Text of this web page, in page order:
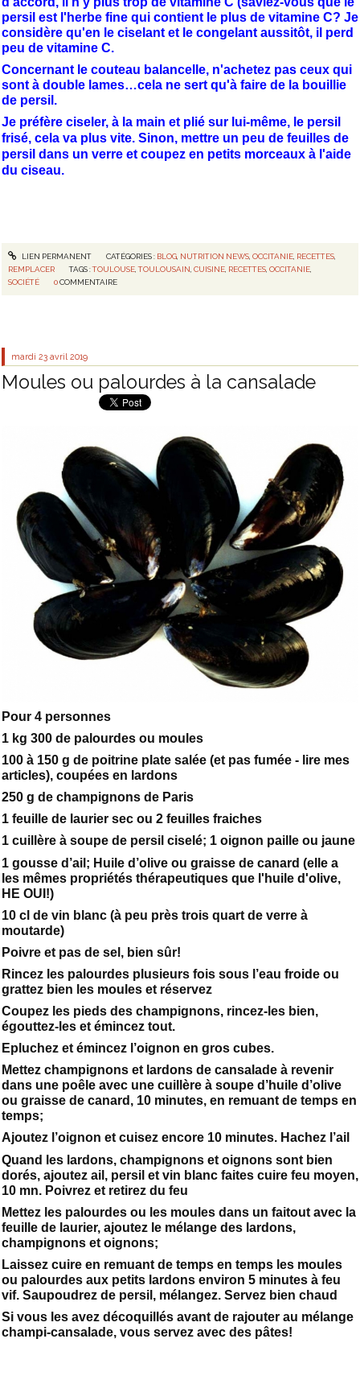
persil est l'herbe fine qui contient le plus de vitamine C? Je
considère qu'en le ciselant et le congelant aussitôt, il perd
peu de vitamine C.
Concernant le couteau balancelle, n'achetez pas ceux qui
sont à double lames…cela ne sert qu'à faire de la bouillie
de persil.
Je préfère ciseler, à la main et plié sur lui-même, le persil
frisé, cela va plus vite. Sinon, mettre un peu de feuilles de
persil dans un verre et coupez en petits morceaux à l'aide
du ciseau.
LIEN PERMANENT CATÉGORIES : BLOG, NUTRITION NEWS, OCCITANIE, RECETTES,
REMPLACER
TAGS :TOULOUSE ,TOULOUSAIN ,CUISINE RECETTES ,OCCITANIE
SOCIÉTÉ
0 COMMENTAIRE
mardi 23 avril 2019
Moules ou palourdes à la cansalade
Pour 4 personnes
1 kg 300 de palourdes ou moules
100 à 150 g de poitrine plate salée (et pas fumée - lire mes
articles), coupées en lardons
250 g de champignons de Paris
1 feuille de laurier sec ou 2 feuilles fraiches
1 cuillère à soupe de persil ciselé; 1 oignon paille ou jaune
1 gousse d’ail; Huile d’olive ou graisse de canard (elle a
les mêmes propriétés thérapeutiques que l'huile d'olive,
HE OUI!)
10 cl de vin blanc (à peu près trois quart de verre à
moutarde)
Poivre et pas de sel, bien sûr!
Rincez les palourdes plusieurs fois sous l’eau froide ou
grattez bien les moules et réservez
Coupez les pieds des champignons, rincez-les bien,
égouttez-les et émincez tout.
Epluchez et émincez l’oignon en gros cubes.
Mettez champignons et lardons de cansalade à revenir
dans une poêle avec une cuillère à soupe d’huile d’olive
ou graisse de canard, 10 minutes, en remuant de temps en
temps;
Ajoutez l’oignon et cuisez encore 10 minutes. Hachez l’ail
Quand les lardons, champignons et oignons sont bien
dorés, ajoutez ail, persil et vin blanc faites cuire feu moyen,
10 mn. Poivrez et retirez du feu
Mettez les palourdes ou les moules dans un faitout avec la
feuille de laurier, ajoutez le mélange des lardons,
champignons et oignons;
Laissez cuire en remuant de temps en temps les moules
ou palourdes aux petits lardons environ 5 minutes à feu
vif. Saupoudrez de persil, mélangez. Servez bien chaud
Si vous les avez décoquillés avant de rajouter au mélange
champi-cansalade, vous servez avec des pâtes!